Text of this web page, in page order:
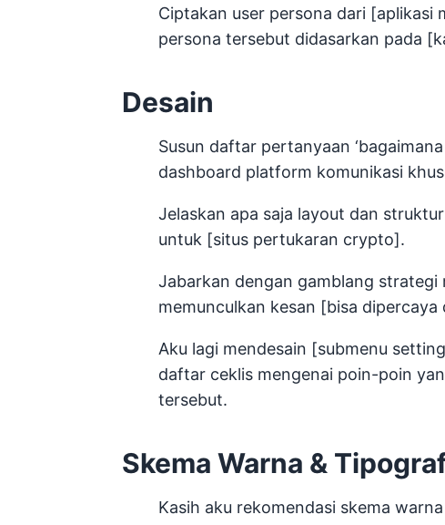
Ciptakan user persona dari [aplikasi
persona tersebut didasarkan pada
Desain
Susun daftar pertanyaan
dashboard platform komunikasi
Jelaskan apa saja layout dan
untuk [situs pertukaran crypto].
Jabarkan dengan gamblang
memunculkan kesan [bisa
Aku lagi mendesain [submenu
daftar ceklis mengenai poin-poin
tersebut.
Skema Warna &
Kasih aku rekomendasi skema